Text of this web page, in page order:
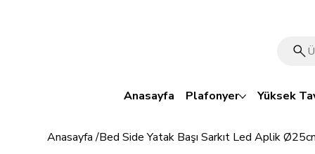
Anasayfa Plafonyer Yüksek
Anasayfa /Bed Side Yatak Başı Sarkıt Led Aplik